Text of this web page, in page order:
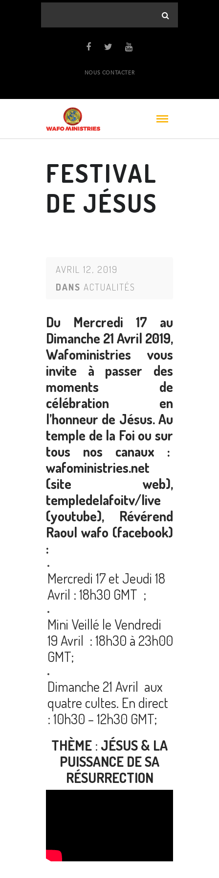
NOUS CONTACTER
FESTIVAL
DE JÉSUS
AVRIL 12, 2019
DANS ACTUALITÉS
Du Mercredi 17 au
Dimanche 21 Avril 2019,
Wafoministries vous
invite à passer des
moments de
célébration en
l’honneur de Jésus. Au
temple de la Foi ou sur
tous nos canaux :
wafoministries.net
(site web),
templedelafoitv/live
(youtube), Révérend
Raoul wafo (facebook)
:
Mercredi 17 et Jeudi 18
Avril : 18h30 GMT ;
Mini Veillé le Vendredi
19 Avril : 18h30 à 23h00
GMT;
Dimanche 21 Avril aux
quatre cultes. En direct
: 10h30 – 12h30 GMT;
THÈME : JÉSUS & LA
PUISSANCE DE SA
RÉSURRECTION